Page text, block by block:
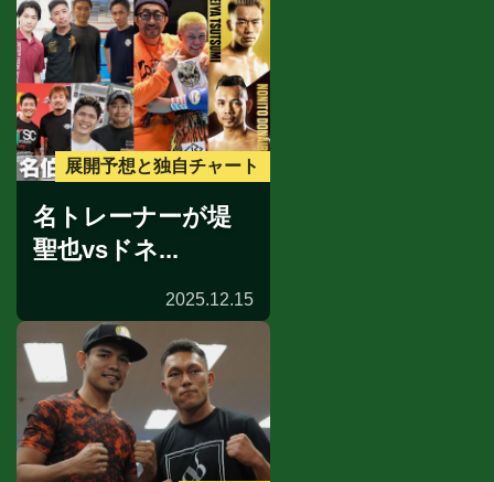
展開予想と独自チャート
名トレーナーが堤
聖也vsドネ...
2025.12.15